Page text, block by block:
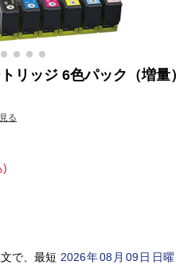
リッジ 6色パック（増量）
る
)
で、最短 2026年08 月 09日日曜